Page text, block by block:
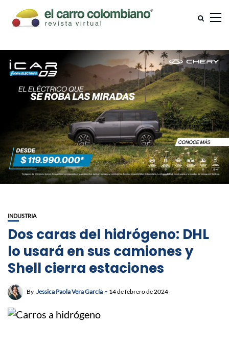
INDUSTRIA
Dos caras del hidrógeno: DHL
lo usará en sus camiones y
Shell cierra estaciones
By Jessica Paola Vera García 14 de febrero de 2024